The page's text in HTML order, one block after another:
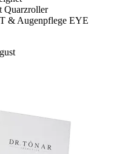
Quarzroller
& Augenpflege EYE